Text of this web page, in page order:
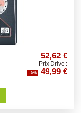
52,62 €
Prix Drive :
-5% 49,99 €